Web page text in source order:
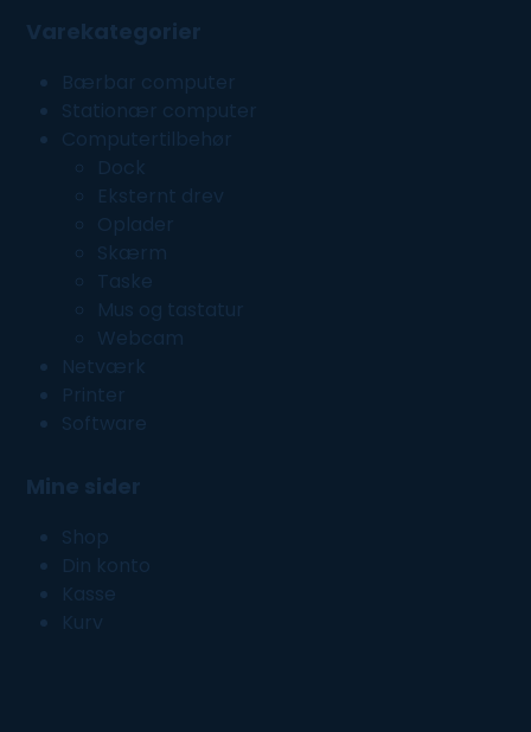
Varekategorier
Bærbar computer
Stationær computer
Computertilbehør
Dock
Eksternt drev
Oplader
Skærm
Taske
Mus og tastatur
Webcam
Netværk
Printer
Software
Mine sider
Shop
Din konto
Kasse
Kurv